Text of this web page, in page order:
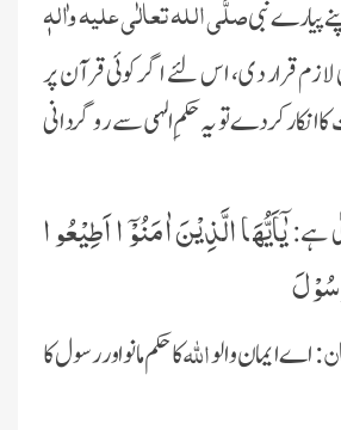
پیارے نبیصلَّی اللہ تعالٰی علیہ واٰلہٖ
قرار دی، اس لئے اگر کوئی قرآن پر
انکار کردے تو یہ حکمِ الہی سے روگردانی
ہے:یٰۤاَیُّهَا الَّذِیْنَ اٰمَنُوْۤا اَطِیْعُوا
اے ایمان والواللہکا حکم مانو اور رسول کا